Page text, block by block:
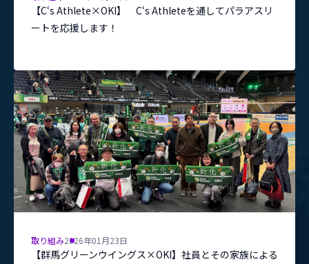
【C‘s Athlete×OKI】 C‘s Athleteを通してパラアスリ
ートを応援します！
取り組み2026年01月23日
【群馬グリーンウイングス×OKI】社員とその家族による